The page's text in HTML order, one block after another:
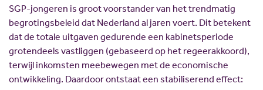
SGP-jongeren is groot voorstander van het trendmatig
begrotingsbeleid dat Nederland al jaren voert. Dit betekent
dat de totale uitgaven gedurende een kabinetsperiode
grotendeels vastliggen (gebaseerd op het regeerakkoord),
terwijl inkomsten meebewegen met de economische
ontwikkeling. Daardoor ontstaat een stabiliserend effect: